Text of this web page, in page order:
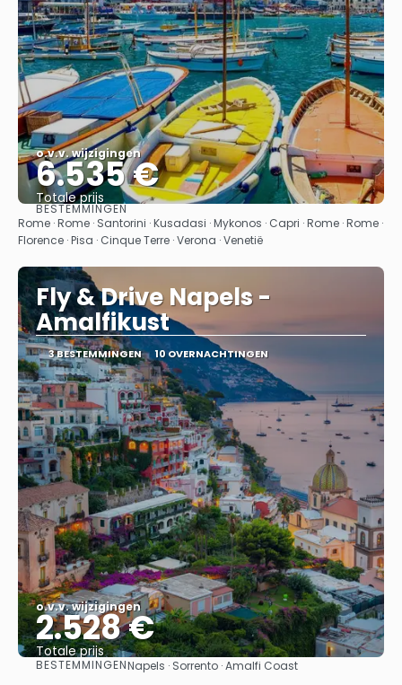
o.v.v. wijzigingen
6.535 €
Totale prijs
Bekijk
BESTEMMINGEN
Rome · Rome · Santorini · Kusadasi · Mykonos · Capri · Rome · Rome ·
Florence · Pisa · Cinque Terre · Verona · Venetië
Fly & Drive Napels -
Amalfikust
3 BESTEMMINGEN 10 OVERNACHTINGEN
o.v.v. wijzigingen
2.528 €
Totale prijs
Bekijk
BESTEMMINGENNapels · Sorrento · Amalfi Coast